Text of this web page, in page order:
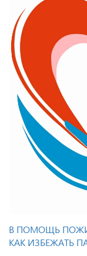
В ПОМОЩЬ
КАК ИЗБЕЖАТЬ